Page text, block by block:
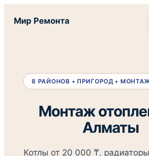
Мир Ремонта
8 РАЙОНОВ • ПРИГОРОД •
Монтаж
Алматы
Котлы от 20 000 ₸,